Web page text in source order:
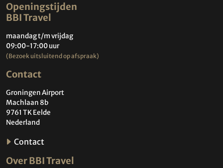
Openingstijden
BBI Travel
maandag t/m vrijdag
09:00-17:00 uur
(Bezoek uitsluitend op afspraak)
Contact
Groningen Airport
Machlaan 8b
9761 TK Eelde
Nederland
Contact
Over BBI Travel